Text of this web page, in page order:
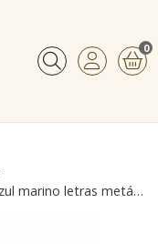
Buscar
0
Bolsa para botas ESKADRON color azul marino letras metálicas